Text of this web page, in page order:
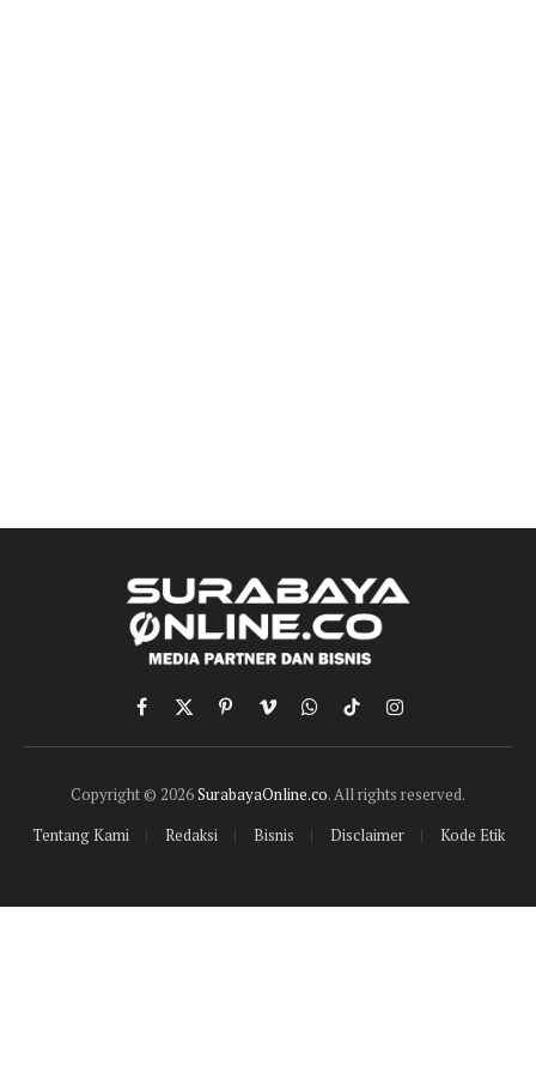
Facebook
X
(Twitter)
PinterestVimeoWhatsApp
TikTokInstagram
Copyright © 2026SurabayaOnline.co. All rights reserved.
Tentang Kami
Redaksi Bisnis Disclaimer Kode Etik